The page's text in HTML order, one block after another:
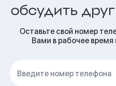
обсудить
Оставьте свой номер
Вами в рабочее время